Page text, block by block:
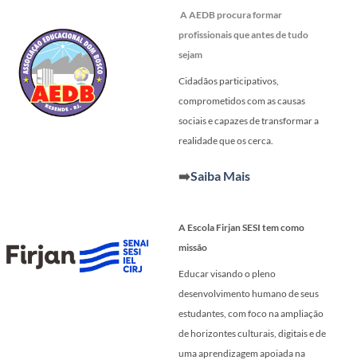
A AEDB procura formar
profissionais que antes de tudo
sejam
Cidadãos participativos,
comprometidos com as causas
sociais e capazes de transformar a
realidade que os cerca.
➡️Saiba Mais
A Escola Firjan SESI tem como
missão
Educar visando o pleno
desenvolvimento humano de seus
estudantes, com foco na ampliação
de horizontes culturais, digitais e de
uma aprendizagem apoiada na